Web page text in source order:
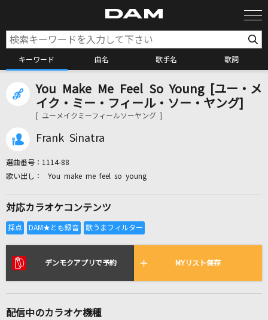
キーワード 曲名 歌手名 歌詞
カラオケ検索
カラオケリクエスト
リアルタイムで歌われている曲の一覧
Pretender
You Make Me Feel So Young [ユー・メ
イク・ミー・フィール・ソー・ヤング]
[ ユーメイクミーフィールソーヤング ]
Frank Sinatra
選曲番号： 1114-88
You make me feel so young
対応カラオケコンテンツ
デンモクアプリで予約 MYリスト保存
配信中のカラオケ機種